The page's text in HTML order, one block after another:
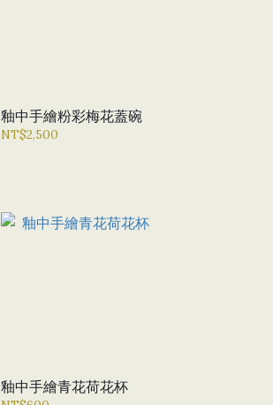
釉中手繪粉彩梅花蓋碗
NT$2,500
釉中手繪青花荷花杯